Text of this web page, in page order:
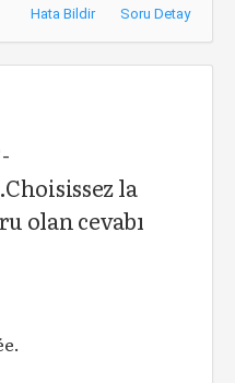
Hata Bildir Soru Detay
la
olan cevabı